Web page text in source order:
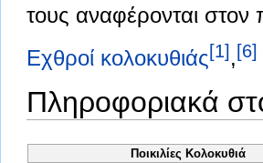
τους αναφέρονται
Εχθροί κολοκυθιάς[1] , [6]
Πληροφοριακά
Ποικιλίες Κολοκυθιά